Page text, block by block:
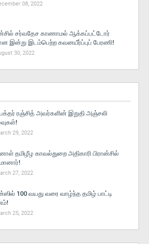
08, 2022
சர்வதேச காணாமல் ஆக்கப்பட்டோர்
இன்று இடம்பெற்ற கவனயீர்ப்புப் பேரணி!
30, 2022
ரஞ்சித் அவர்களின் இறுதி அஞ்சலி
29, 2022
தமிழீழ காவல்துறை அதிகாரி பிரான்சில்
27, 2022
100 வயது வரை வாழ்ந்த தமிழ் பாட்டி
25, 2022